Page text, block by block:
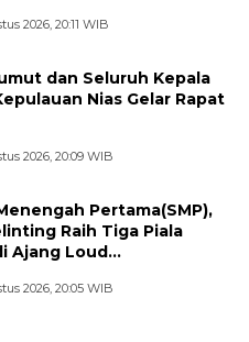
2026, 20:11 WIB
dan Seluruh Kepala
Nias Gelar Rapat
2026, 20:09 WIB
Pertama(SMP),
Raih Tiga Piala
Ajang Loud
2026, 20:05 WIB